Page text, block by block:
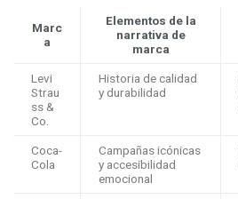
Marc
a
Elementos de la
narrativa de
marca
Levi
Strau
ss &
Co.
Historia de calidad
y durabilidad
Coca-
Cola
Campañas icónicas
y accesibilidad
emocional